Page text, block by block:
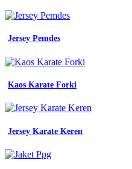
Jersey Pemdes
Kaos Karate Forki
Jersey Karate Keren